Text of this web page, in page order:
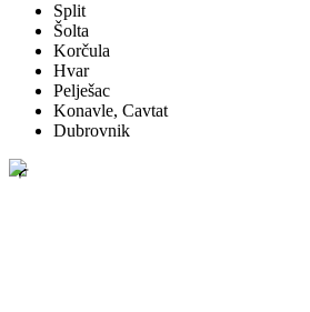
Split
Šolta
Korčula
Hvar
Pelješac
Konavle, Cavtat
Dubrovnik